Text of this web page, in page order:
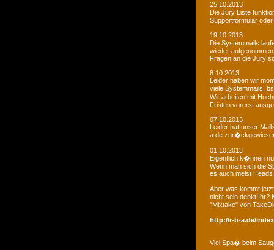
25.10.2013
Die Jury Liste
Supportformular
19.10.2013
Die Systemmails
wieder
Fragen an die Jury
8.10.2013
Leider haben wir
viele Systemmails,
Wir arbeiten mit
Fristen vorerst
07.10.2013
Leider hat unser
a.de
01.10.2013
Eigentlich k�nnen
Wenn man sich die
es auch meist
Aber was kommt
nicht sein denkt Ihr?
"Mixtake" von
http://r-b-a.de/
Viel Spa� beim